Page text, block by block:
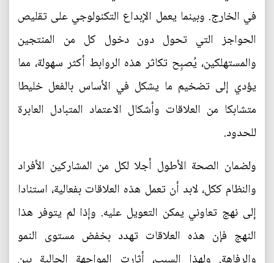
في الخارج. وبينما يعمل الإبداع التكنولوجي على تقليص
الحواجز التي تحول دون دخول كل من المنتجين
والمستهلكين، يُصبِح تكاثر هذه الروابط أكثر سهولة، مما
يؤدي إلى تضخيم ما يشكل في الأساس بالفعل خليطا
متشابكا من العلاقات وأشكال الاعتماد المتبادل العابرة
للحدود.
ولضمان الصحة الأطول أجلا لكل من المشاركين الأفراد
والنظام ككل، لابد أن تعمل هذه العلاقات بفعالية، استنادا
إلى نهج تعاوني يمكن التعويل عليه. وإذا لم يتوفر هذا
النهج فإن هذه العلاقات تهدد بخفض مستوى النمو